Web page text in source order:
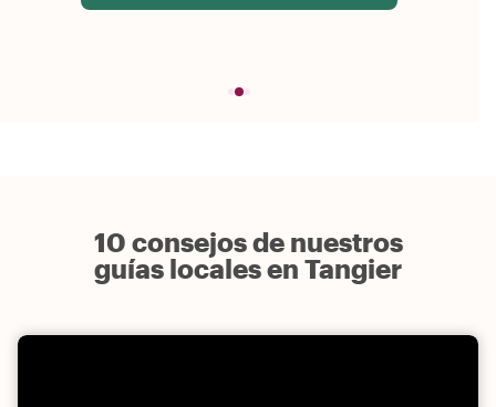
10 consejos de nuestros
guías locales en Tangier